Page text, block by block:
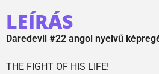
LEÍRÁS
Daredevil #22 angol nyelvű
THE FIGHT OF HIS LIFE!